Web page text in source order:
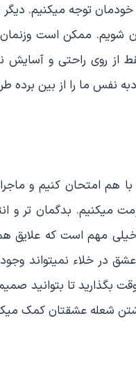
توجه میکنیم. دیگر
ممکن است وزنمان
از روی راحتی و آسایش
نفس ما را از بین برده
هم امتحان کنیم و
میکنیم. بدگمان تر و
مهم است که علایق
عشق در خلاء نمیتواند
وقت بگذارید تا بتوانید
شعله عشقتان کمک